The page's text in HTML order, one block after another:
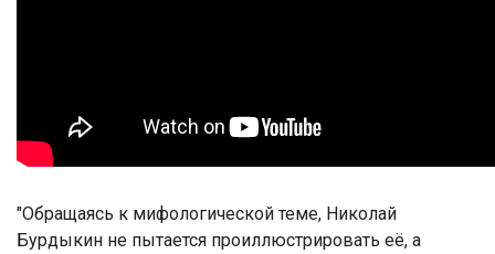
"Обращаясь к мифологической теме, Николай
Бурдыкин не пытается проиллюстрировать её, а